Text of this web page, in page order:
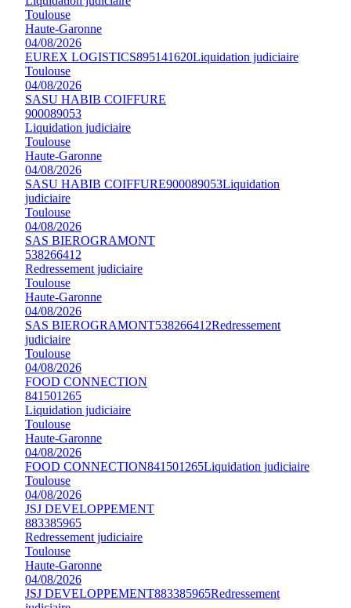
Toulouse
Haute-Garonne
04/08/2026
EUREX LOGISTICS895141620Liquidation judiciaire
Toulouse
04/08/2026
SASU HABIB COIFFURE
900089053
Liquidation judiciaire
Toulouse
Haute-Garonne
04/08/2026
SASU HABIB COIFFURE900089053Liquidation
judiciaire
Toulouse
04/08/2026
SAS BIEROGRAMONT
538266412
Redressement judiciaire
Toulouse
Haute-Garonne
04/08/2026
SAS BIEROGRAMONT538266412Redressement
judiciaire
Toulouse
04/08/2026
FOOD CONNECTION
841501265
Liquidation judiciaire
Toulouse
Haute-Garonne
04/08/2026
FOOD CONNECTION841501265Liquidation judiciaire
Toulouse
04/08/2026
JSJ DEVELOPPEMENT
883385965
Redressement judiciaire
Toulouse
Haute-Garonne
04/08/2026
JSJ DEVELOPPEMENT883385965Redressement